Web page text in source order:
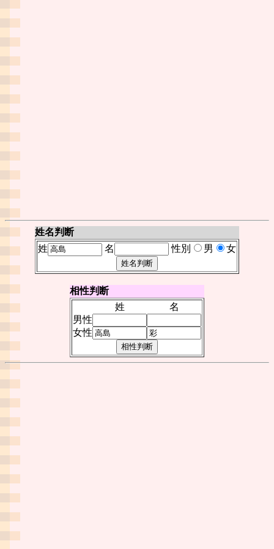
姓名判断
姓
名 性別 男 女
相性判断
姓
名
男性
女性